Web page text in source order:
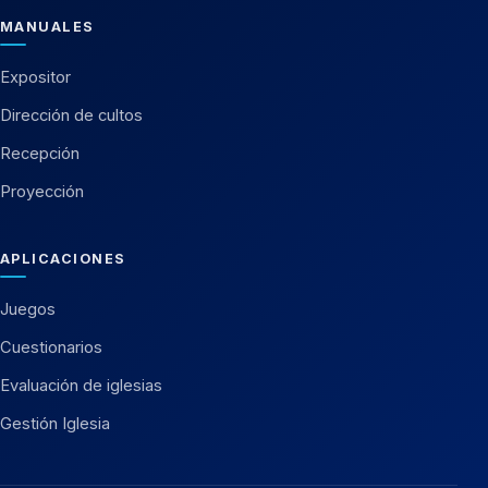
MANUALES
Expositor
Dirección de cultos
Recepción
Proyección
APLICACIONES
Juegos
Cuestionarios
Evaluación de iglesias
Gestión Iglesia